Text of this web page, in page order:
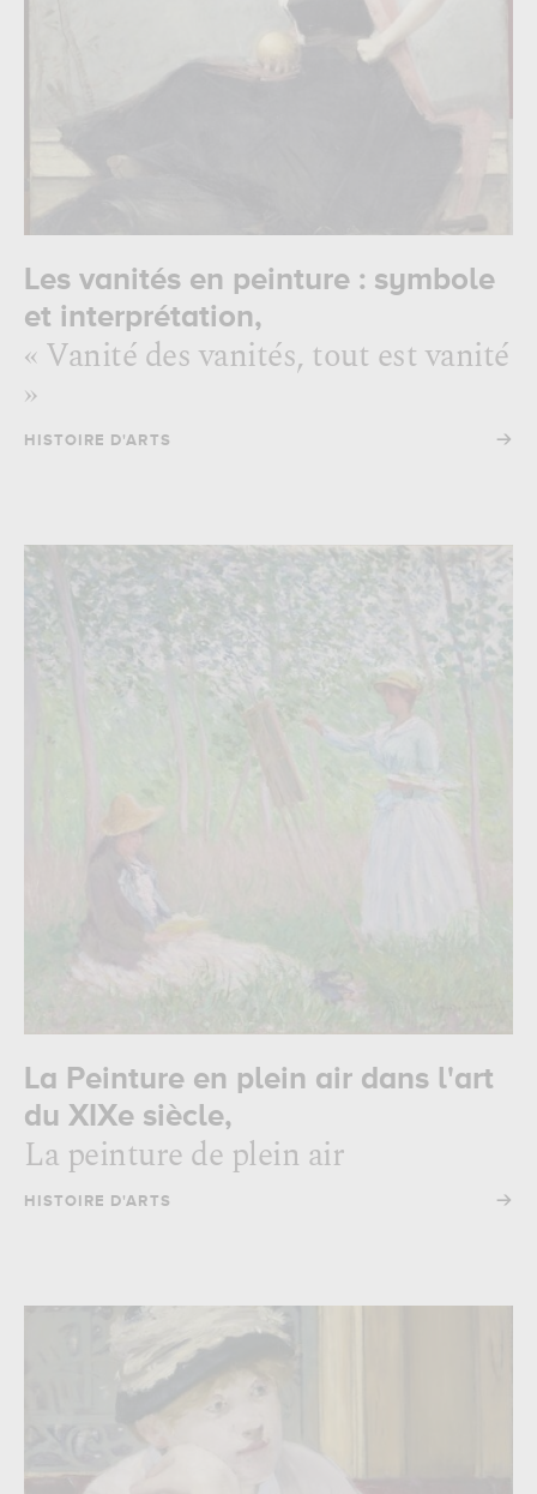
Les vanités en peinture : symbole
et interprétation,
« Vanité des vanités, tout est vanité
»
HISTOIRE D'ARTS →
La Peinture en plein air dans l'art
du XIXe siècle,
La peinture de plein air
HISTOIRE D'ARTS →